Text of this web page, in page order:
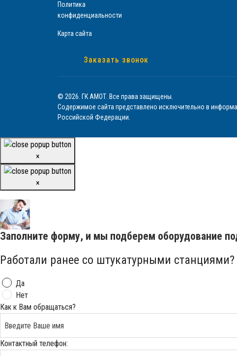
Политика
конфиденциальности
Карта сайта
Заказать звонок
© 2026. ГК АМОТ. Все права защищены.
Содержимое сайта представлено исключительно в
Российской Федерации.
×
×
Заполните форму, и мы подберем оборудование
Работали ранее со штукатурными станциями?
Да
Нет
Как к Вам обращаться?
Контактный телефон: